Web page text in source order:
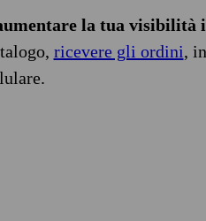
la tua visibilità
ricevere gli ordini,